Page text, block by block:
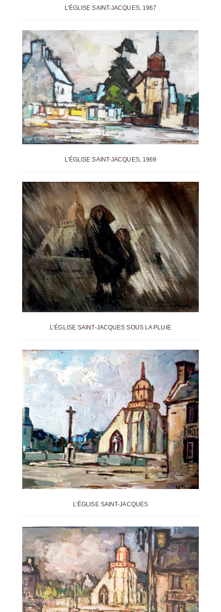
L'ÉGLISE SAINT-JACQUES, 1967
L'ÉGLISE SAINT-JACQUES, 1969
L'ÉGLISE SAINT-JACQUES SOUS LA PLUIE
L'ÉGLISE SAINT-JACQUES